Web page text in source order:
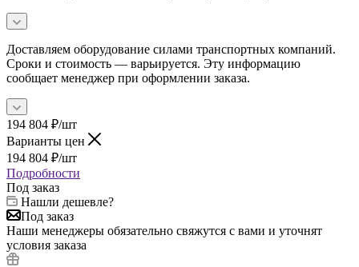
Доставляем оборудование силами транспортных компаний.
Сроки и стоимость — варьируется. Эту информацию
сообщает менеджер при оформлении заказа.
194 804 ₽/шт
Варианты цен
194 804 ₽/шт
Подробности
Под заказ
Нашли дешевле?
Под заказ
Наши менеджеры обязательно свяжутся с вами и уточнят
условия заказа